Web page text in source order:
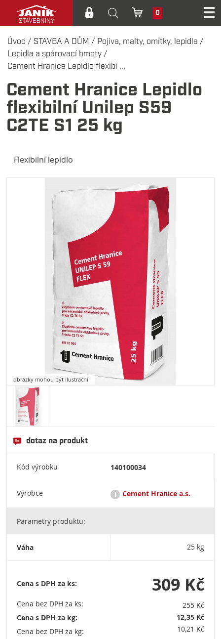
0
Úvod / STAVBA A DŮM / Pojiva, malty, omítky, lepidla /
Lepidla a spárovací hmoty /
Cement Hranice Lepidlo flexibi ...
Cement Hranice Lepidlo
flexibilní Unilep S59
C2TE S1 25 kg
Flexibilní lepidlo
obrázky mohou být ilustrační
dotaz na produkt
Kód výrobku 140100034
Výrobce i Cement Hranice a.s.
Společnost patří k předním výrobcům kvalitních cementů,
IČO: 155 04 077: Bělotínská 288, 753 01 Hranice I - Město /
Parametry produktu:
Váha 25 kg
Cena s DPH za ks:
Cena bez DPH za ks:
Cena s DPH za kg:
Cena bez DPH za kg:
309 Kč
255 Kč
12,35 Kč
10,21 Kč